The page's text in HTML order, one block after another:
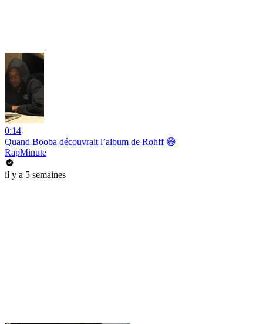
0:14
Quand Booba découvrait l’album de Rohff 😅
RapMinute
il y a 5 semaines